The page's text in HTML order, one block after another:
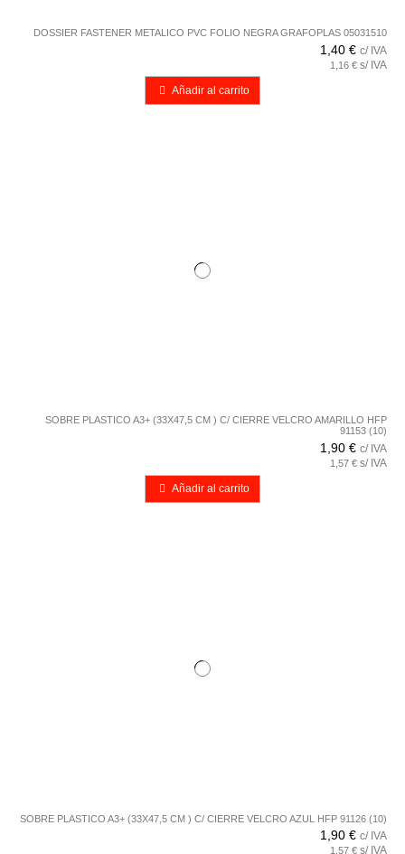
DOSSIER FASTENER METALICO PVC FOLIO NEGRA GRAFOPLAS 05031510
1,40 € c/ IVA
1,16 € s/ IVA
Añadir al carrito
SOBRE PLASTICO A3+ (33X47,5 CM ) C/ CIERRE VELCRO AMARILLO HFP
91153 (10)
1,90 € c/ IVA
1,57 € s/ IVA
Añadir al carrito
SOBRE PLASTICO A3+ (33X47,5 CM ) C/ CIERRE VELCRO AZUL HFP 91126 (10)
1,90 € c/ IVA
1,57 € s/ IVA